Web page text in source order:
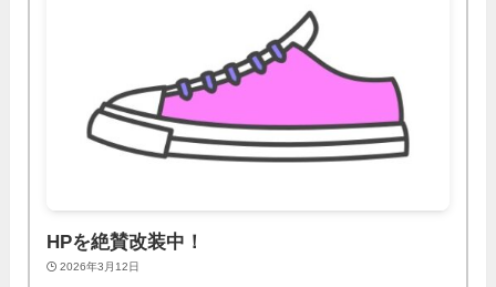
HPを絶賛改装中！
2026年3月12日